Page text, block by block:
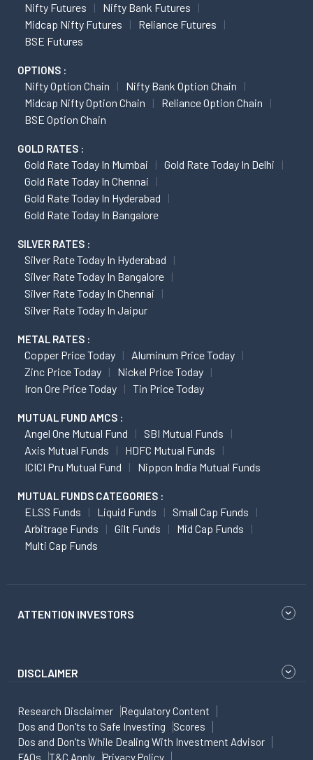
Nifty Futures
Nifty Bank Futures
Midcap Nifty Futures
Reliance Futures
BSE Futures
OPTIONS :
Nifty Option Chain
Nifty Bank Option Chain
Midcap Nifty Option Chain
Reliance Option Chain
BSE Option Chain
GOLD RATES :
Gold Rate Today In Mumbai
Gold Rate Today In Delhi
Gold Rate Today In Chennai
Gold Rate Today In Hyderabad
Gold Rate Today In Bangalore
SILVER RATES :
Silver Rate Today In Hyderabad
Silver Rate Today In Bangalore
Silver Rate Today In Chennai
Silver Rate Today In Jaipur
METAL RATES :
Copper Price Today
Aluminum Price Today
Zinc Price Today
Nickel Price Today
Iron Ore Price Today
Tin Price Today
MUTUAL FUND AMCS :
Angel One Mutual Fund
SBI Mutual Funds
Axis Mutual Funds
HDFC Mutual Funds
ICICI Pru Mutual Fund
Nippon India Mutual Funds
MUTUAL FUNDS CATEGORIES :
ELSS Funds Liquid Funds
Small Cap Funds
Arbitrage Funds
Gilt Funds
Mid Cap Funds
Multi Cap Funds
ATTENTION INVESTORS
DISCLAIMER
Research Disclaimer
Regulatory Content
Dos and Don'ts to Safe Investing
Scores
Dos and Don'ts While Dealing With Investment Advisor
FAQs
T&C Apply Privacy Policy